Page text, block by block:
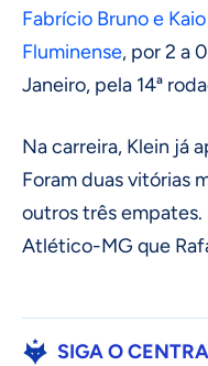
Fabrício Bruno e
Fluminense, por 2 a
Janeiro, pela 14ª
Na carreira, Klein já
Foram duas vitórias
outros três empates.
Atlético-MG que
SIGA O